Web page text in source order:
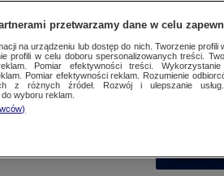
przetwarzamy dane w celu
na urządzeniu lub dostęp do nich. Tworzenie profili
profili w celu doboru spersonalizowanych treści.
Pomiar efektywności treści.
Pomiar efektywności reklam. Rozumienie
z różnych źródeł. Rozwój i ulepszanie usług.
wyboru reklam.